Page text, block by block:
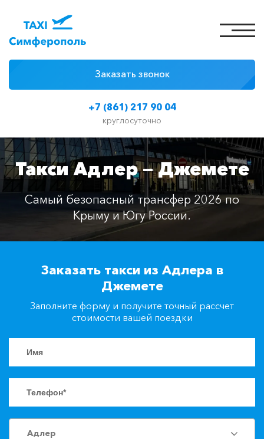
+7 (861) 217 90 04
круглосуточно
Заказать звонок
Цены на такси
Классы автомобилей
Отзывы
Контакты
+7(861)217-90-04
Заказать такси
Такси Адлер — Джемете
Самый безопасный трансфер 2026 по
Крыму и Югу России.
Заказать такси из Адлера в
Джемете
Заполните форму и получите точный рассчет
стоимости вашей поездки
Адлер